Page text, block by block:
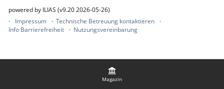
Magazin
powered by ILIAS (v9.20 2026-05-26)
Impressum
Technische Betreuung kontaktieren
Info Barrierefreiheit
Nutzungsvereinbarung